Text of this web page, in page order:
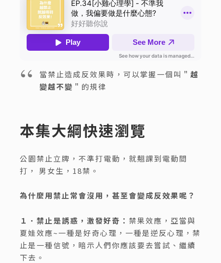
當禁止造成反效果時，可以掌握一個叫＂ 越
變越不變 ＂的規律
本集大綱快速瀏覽
公園禁止立牌，不準打電動，就翹課到電動間
打， 男女生，18禁。
為什麼用禁止常會沒用，甚至會變成反效果呢？
１．禁止是誘惑，激發好奇： 禁果效應，亞當與
夏娃效應~一種是好奇心理，一種是逆反心理，禁
止是一種信號，暗示人們你應該要去嘗試、繼續
下去。